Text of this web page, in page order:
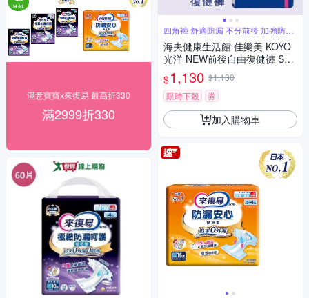
滿意寶寶x來復易 最高折330
滿2999折330
四角褲 舒適防漏 不分前後 加強防漏
褲型
海夫健康生活館 佳樂美 KOYO
光洋 NEW前後自由復健褲 S號
_20片/袋
$1,130 $1,180
限時下殺
券
加入購物車